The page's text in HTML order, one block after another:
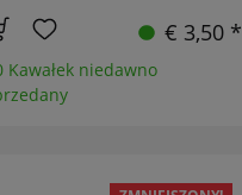
€ 3,50 *
Kawałek niedawno